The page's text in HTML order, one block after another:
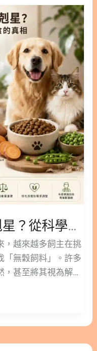
隨之下降。這種生理
磷酸銨鎂的相對過飽
的風險 (1)。 2. 實戰
濕食」？ 如果馬上把
貓咪「寧願絕食也不
質地非常敏感且固
然目前獸醫學界沒有
臨床實
正確的照護觀念，就
。 隱藏/顯示內容目
是貓腎衰竭？帶你認
性腎臟病的差異 3.
衰竭症狀 4. 看懂血
4.1. 貓腎指數降不下
怎麼吃？3大飲食調
水，維持水分平衡
蛋白質與低磷飲食
維持貓咪良好食慾 6.
預後評估 7. 走向最
陪伴 7.1. 貓腎衰竭末
衰竭臨終的安寧照護
護計畫 9. 關於貓腎
腎衰竭會好嗎？
麼辦？ Q3：初期腎
腎臟病壽命大約可
度過貓腎衰竭臨終
追蹤 林安安營養師
麼是貓腎衰竭？帶
體內非常重要的器
腎臟往往需要承受較
無穀飼料等於過敏剋星？從科學角度解析貓狗飲食的真相
，越來越多飼主在挑
「無穀飼料」。許多
甚至將其視為解決
市面傳言般完美無
入剖析無穀與有穀飼
開常見的行銷話術，